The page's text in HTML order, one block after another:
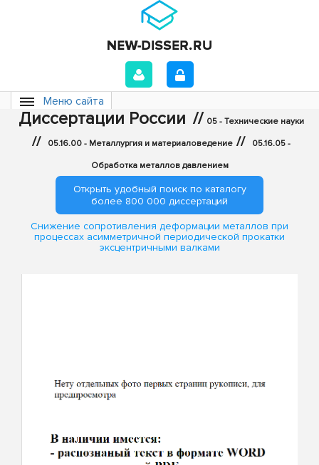
Меню сайта
Диссертации России // 05 - Технические науки
// 05.16.00 - Металлургия и материаловедение // 05.16.05 -
Обработка металлов давлением
Открыть удобный поиск по каталогу
более 800 000 диссертаций
Снижение сопротивления деформации металлов при
процессах асимметричной периодической прокатки
эксцентричными валками